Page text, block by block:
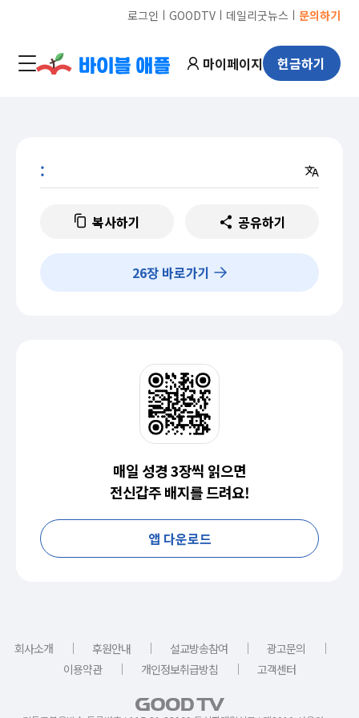
로그인 ㅣ GOODTVㅣ 데일리굿뉴스 ㅣ 문의하기
마이페이지 헌금하기
:
복사하기 공유하기
26장 바로가기
매일 성경 3장씩 읽으면
전신갑주 배지를 드려요!
앱 다운로드
회사소개 ｜ 후원안내 ｜ 설교방송참여 ｜ 광고문의
｜
이용약관
｜ 개인정보취급방침 ｜ 고객센터